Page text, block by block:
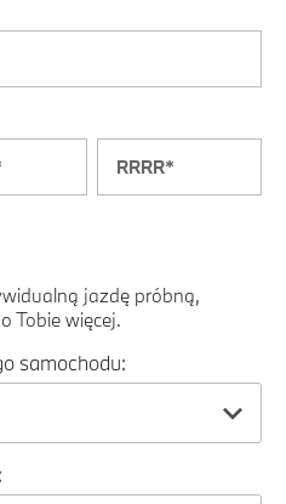
jazdę próbną,
Tobie więcej.
samochodu: